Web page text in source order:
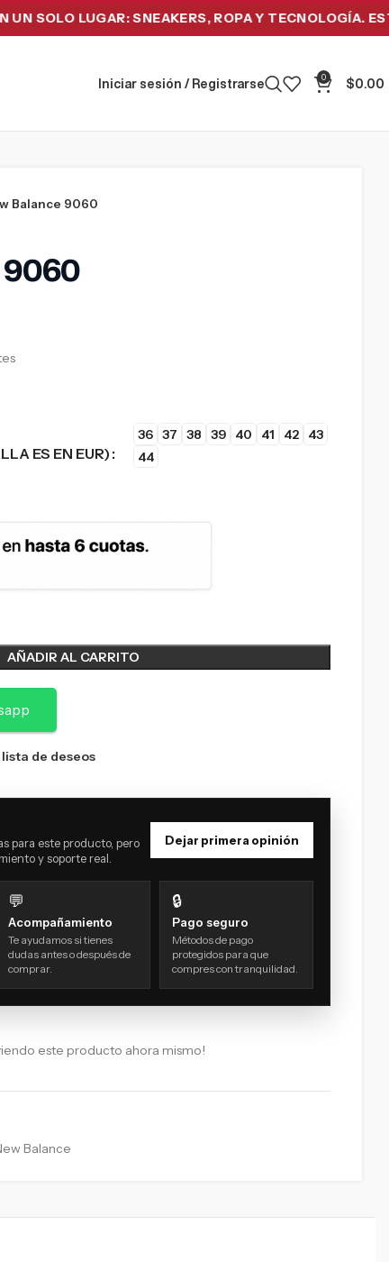
LUGAR: SNEAKERS, ROPA Y TECNOLOGÍA. ESTRENA
Iniciar sesión / Registrarse
0
$0.00
Balance 9060
9060
ES EN EUR)
36 37 38 39 40 41 42
43
44
AÑADIR AL CARRITO
de deseos
para este producto, pero
y soporte real.
Dejar primera opinión
💬
Acompañamiento
Te ayudamos si tienes
dudas antes o después de
comprar.
🔒
Pago seguro
Métodos de pago
protegidos para que
compres con tranquilidad.
este producto ahora mismo!
Balance